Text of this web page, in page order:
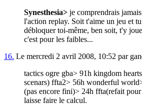
Synesthesia> je comprendrais
l'action replay. Soit t'aime un jeu et
débloquer toi-même, ben soit, t'y
c'est pour les faibles...
16. Le mercredi 2 avril 2008, 10:52 par
tactics ogre gba> 91h kingdom
scenars) ffta2> 56h wonderful
(pas encore fini)> 24h ffta(refait
laisse faire le calcul.